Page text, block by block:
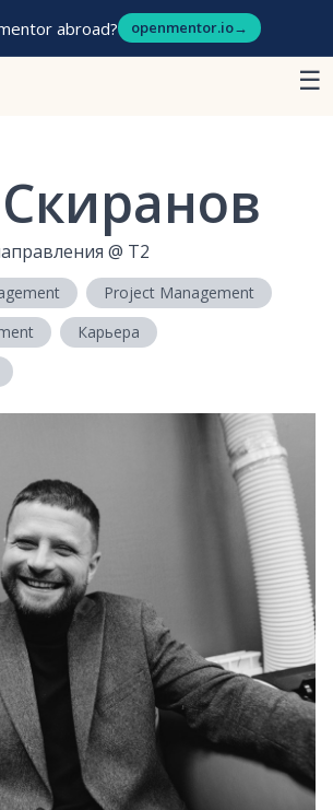
abroad? openmentor.io→
☰
@ T2
Project Management
Карьера